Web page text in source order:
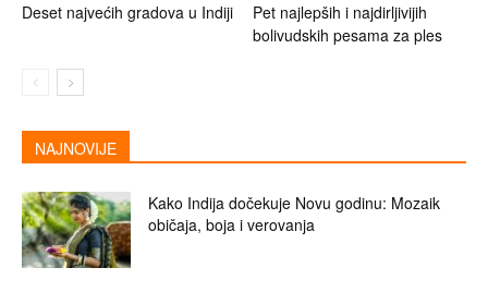
Deset najvećih gradova u Indiji
Pet najlepših i najdirljivijih
bolivudskih pesama za ples
NAJNOVIJE
Kako Indija dočekuje Novu godinu: Mozaik
običaja, boja i verovanja